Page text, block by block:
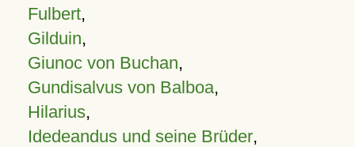
Fulbert,
Gilduin,
Giunoc von Buchan,
Gundisalvus von Balboa,
Hilarius,
Idedeandus und seine Brüder,